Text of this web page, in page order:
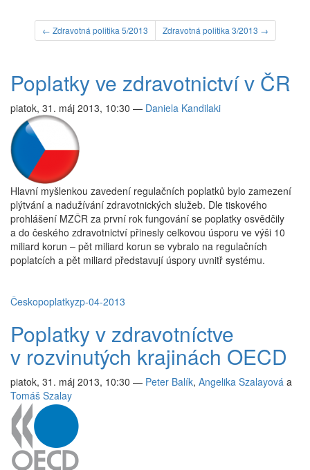
← Zdravotná politika 5/2013 Zdravotná politika 3/2013 →
Poplatky ve zdravotnictví v ČR
piatok, 31. máj 2013, 10:30 — Daniela Kandilaki
Hlavní myšlenkou zavedení regulačních poplatků bylo zamezení
plýtvání a nadužívání zdravotnických služeb. Dle tiskového
prohlášení MZČR za první rok fungování se poplatky osvědčily
a do českého zdravotnictví přinesly celkovou úsporu ve výši 10
miliard korun – pět miliard korun se vybralo na regulačních
poplatcích a pět miliard představují úspory uvnitř systému.
Českopoplatkyzp-04-2013
Poplatky v zdravotníctve
v rozvinutých krajinách OECD
piatok, 31. máj 2013, 10:30 — Peter Balík, Angelika Szalayová a
Tomáš Szalay